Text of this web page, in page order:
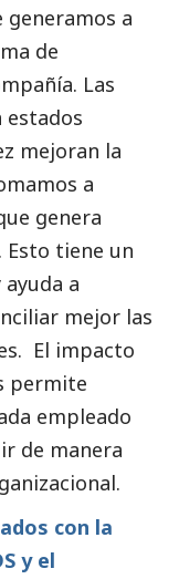
generamos a
de
Las
estados
mejoran la
a
genera
Esto tiene un
a
mejor las
El impacto
permite
empleado
de manera
con la
y el